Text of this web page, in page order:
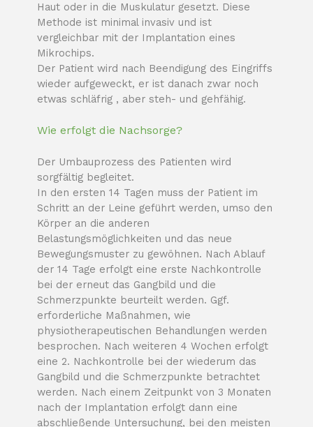
Haut oder in die Muskulatur gesetzt. Diese
Methode ist minimal invasiv und ist
vergleichbar mit der Implantation eines
Mikrochips.
Der Patient wird nach Beendigung des Eingriffs
wieder aufgeweckt, er ist danach zwar noch
etwas schläfrig , aber steh- und gehfähig.
Wie erfolgt die Nachsorge?
Der Umbauprozess des Patienten wird
sorgfältig begleitet.
In den ersten 14 Tagen muss der Patient im
Schritt an der Leine geführt werden, umso den
Körper an die anderen
Belastungsmöglichkeiten und das neue
Bewegungsmuster zu gewöhnen. Nach Ablauf
der 14 Tage erfolgt eine erste Nachkontrolle
bei der erneut das Gangbild und die
Schmerzpunkte beurteilt werden. Ggf.
erforderliche Maßnahmen, wie
physiotherapeutischen Behandlungen werden
besprochen. Nach weiteren 4 Wochen erfolgt
eine 2. Nachkontrolle bei der wiederum das
Gangbild und die Schmerzpunkte betrachtet
werden. Nach einem Zeitpunkt von 3 Monaten
nach der Implantation erfolgt dann eine
abschließende Untersuchung, bei den meisten